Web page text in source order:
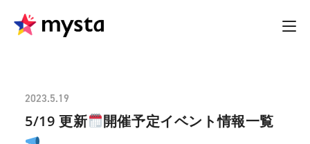
2023.5.19
5/19 更新 開催予定イベント情報一覧